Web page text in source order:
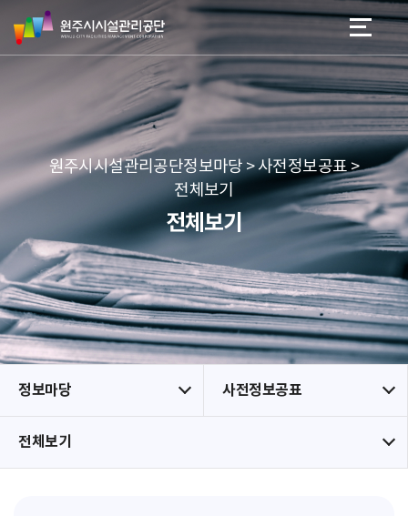
네
본문 바로가기
메뉴 바로가기
원
주
시
리
공
단
원주시시설관리공단정보마당 > 사전정보공표 >
전체보기
전체보기
정보마당 사전정보공표
전체보기